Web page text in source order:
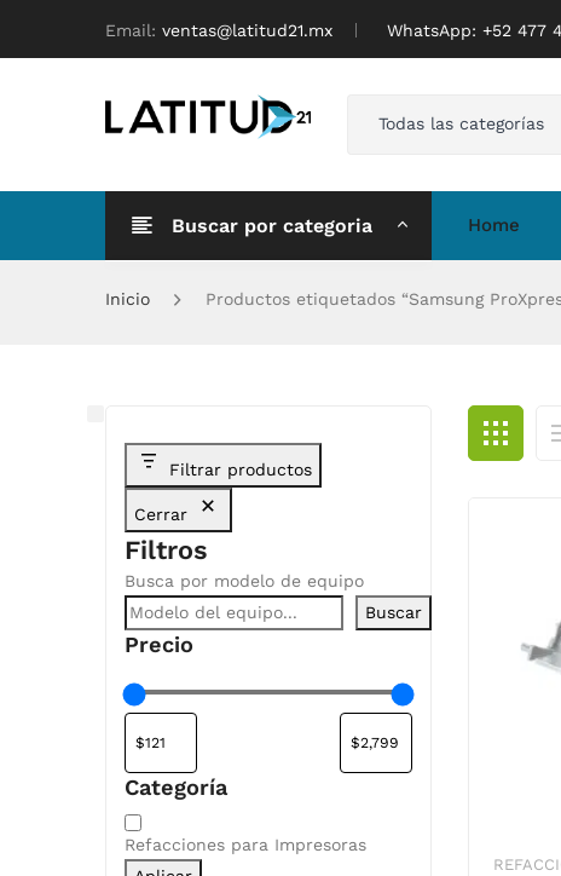
Email: ventas@latitud21.mx WhatsApp: ‪+52 477
Todas las categorías
Buscar por categoria Home
Inicio Productos etiquetados “Samsung
Filtrar productos
Cerrar
Filtros
Busca por modelo de equipo
Buscar
Precio
Categoría
Categoría
Refacciones para Impresoras